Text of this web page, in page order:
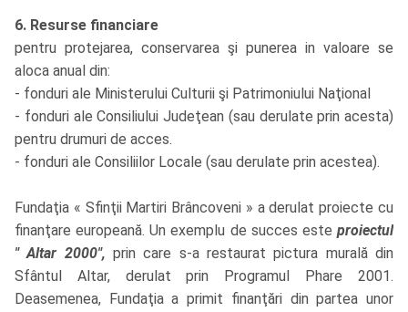
6. Resurse financiare
pentru protejarea, conservarea şi punerea in valoare se
aloca anual din:
- fonduri ale Ministerului Culturii şi Patrimoniului Naţional
- fonduri ale Consiliului Judeţean (sau derulate prin acesta)
pentru drumuri de acces.
- fonduri ale Consiliilor Locale (sau derulate prin acestea).
Fundaţia « Sfinţii Martiri Brâncoveni » a derulat proiecte cu
finanţare europeană. Un exemplu de succes este proiectul
" Altar 2000", prin care s-a restaurat pictura murală din
Sfântul Altar, derulat prin Programul Phare 2001.
Deasemenea, Fundaţia a primit finanţări din partea unor